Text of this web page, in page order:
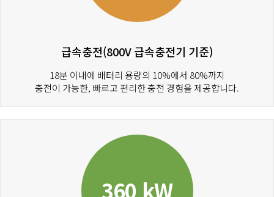
급속충전(800V 급속충전기 기준)
18분 이내에 배터리 용량의 10%에서 80%까지
충전이 가능한, 빠르고 편리한 충전 경험을 제공합니다.
360 kW